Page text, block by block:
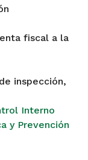
fiscal a la
inspección,
Interno
y Prevención